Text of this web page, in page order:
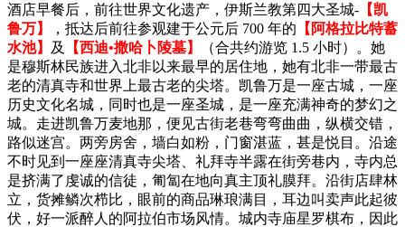
酒店早餐后，前往世界文化遗产，伊斯兰教第四大圣城- 【凯
鲁万】
，抵达后前往参观建于公元后 700 年的 【阿格拉比特蓄
水池】
及 【西迪•撒哈卜陵墓】
（合共约游览 1.5 小时）。她
是穆斯林民族进入北非以来最早的居住地，她有北非一带最古
老的清真寺和世界上最古老的尖塔。凯鲁万是一座古城，一座
历史文化名城，同时也是一座圣城，是一座充满神奇的梦幻之
城。走进凯鲁万麦地那，便见古街老巷弯弯曲曲，纵横交错，
路似迷宫。两旁房舍，墙白如粉，门窗湛蓝，甚是悦目。沿途
不时见到一座座清真寺尖塔、礼拜寺半露在街旁巷内，寺内总
是挤满了虔诚的信徒，匍匐在地向真主顶礼膜拜。沿街店肆林
立，货摊鳞次栉比，眼前的商品琳琅满目，耳边叫卖声此起彼
伏，好一派醉人的阿拉伯市场风情。城内寺庙星罗棋布，因此